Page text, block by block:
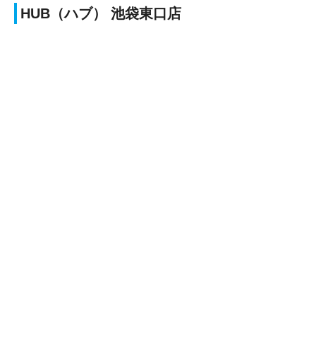
HUB（ハブ） 池袋東口店